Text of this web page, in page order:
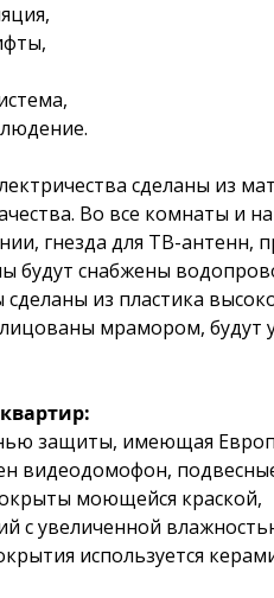
сделаны из
Во все комнаты и
гнезда для ТВ-антенн,
будут снабжены
из пластика
мрамором, будут
защиты, имеющая
видеодомофон,
моющейся краской,
с увеличенной
используется